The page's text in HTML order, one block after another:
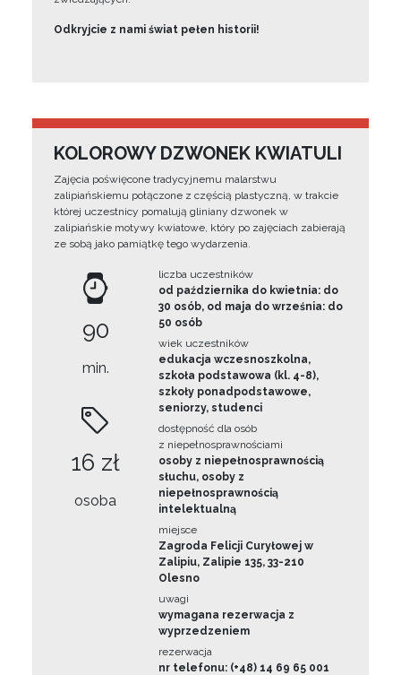
Odkryjcie z nami świat pełen historii!
KOLOROWY DZWONEK KWIATULI
Zajęcia poświęcone tradycyjnemu malarstwu
zalipiańskiemu połączone z częścią plastyczną, w trakcie
której uczestnicy pomalują gliniany dzwonek w
zalipiańskie motywy kwiatowe, który po zajęciach zabierają
ze sobą jako pamiątkę tego wydarzenia.
90
min.
16 zł
osoba
liczba uczestników
od października do kwietnia: do
30 osób, od maja do września: do
50 osób
wiek uczestników
edukacja wczesnoszkolna,
szkoła podstawowa (kl. 4-8),
szkoły ponadpodstawowe,
seniorzy, studenci
dostępność dla osób
z niepełnosprawnościami
osoby z niepełnosprawnością
słuchu, osoby z
niepełnosprawnością
intelektualną
miejsce
Zagroda Felicji Curyłowej w
Zalipiu, Zalipie 135, 33-210
Olesno
uwagi
wymagana rezerwacja z
wyprzedzeniem
rezerwacja
nr telefonu: (+48) 14 69 65 001